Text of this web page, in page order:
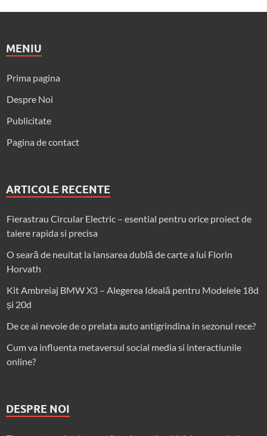
MENIU
Prima pagina
Despre Noi
Publicitate
Pagina de contact
ARTICOLE RECENTE
Fierastrau Circular Electric – esential pentru orice proiect de
taiere rapida si precisa
O seară de neuitat la lansarea dublă de carte a lui Florin
Horvath
Kit Ambreiaj BMW X3 – Alegerea Ideală pentru Modelele 18d
și 20d
De ce ai nevoie de o prelata auto antigrindina in sezonul rece?
Cum va influenta metaversul social media si interactiunile
online?
DESPRE NOI